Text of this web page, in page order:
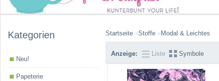
Kategorien
Neu!
Papeterie
Startseite »Stoffe »Modal & Leichtes
Anzeige: Liste Symbole